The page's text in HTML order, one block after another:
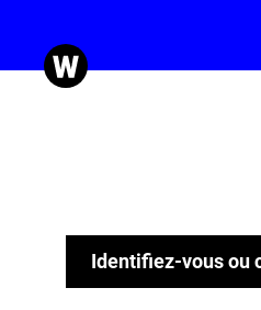
Identifiez-vous ou